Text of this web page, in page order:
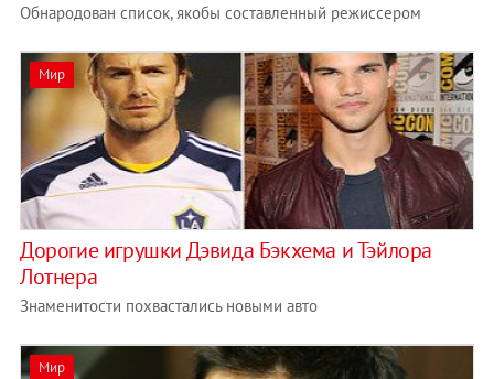
Обнародован список, якобы составленный режиссером
Мир
Дорогие игрушки Дэвида Бэкхема и Тэйлора
Лотнера
Знаменитости похвастались новыми авто
Мир